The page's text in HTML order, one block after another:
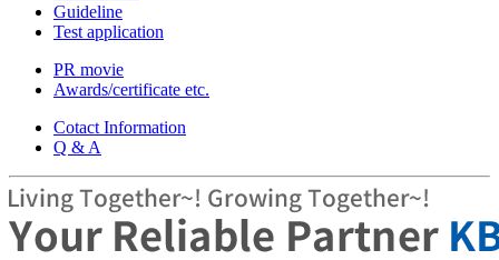
Guideline
Test application
PR movie
Awards/certificate etc.
Cotact Information
Q & A